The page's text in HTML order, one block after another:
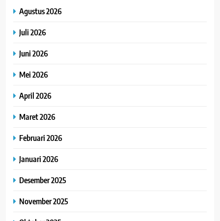
Agustus 2026
Juli 2026
Juni 2026
Mei 2026
April 2026
Maret 2026
Februari 2026
Januari 2026
Desember 2025
November 2025